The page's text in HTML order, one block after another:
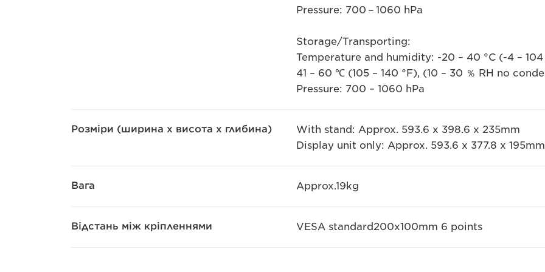
Pressure: 700－1060 hPa
Storage/Transporting:
Temperature and humidity: -20 – 40 °C (-4 – 104
41 – 60 ℃ (105 – 140 °F), (10 – 30 ％ RH no
Pressure: 700 – 1060 hPa
Розміри (ширина x висота x глибина)
With stand: Approx. 593.6 x 398.6 x 235mm
Display unit only: Approx. 593.6 x 377.8 x 195mm
Вага Approx.19kg
Відстань між кріпленнями VESA standard200x100mm 6 points